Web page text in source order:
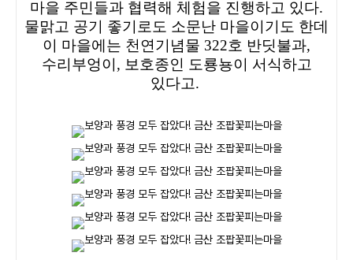
마을 주민들과 협력해 체험을 진행하고 있다.
물맑고 공기 좋기로도 소문난 마을이기도 한데
이 마을에는 천연기념물 322호 반딧불과,
수리부엉이, 보호종인 도룡뇽이 서식하고
있다고.